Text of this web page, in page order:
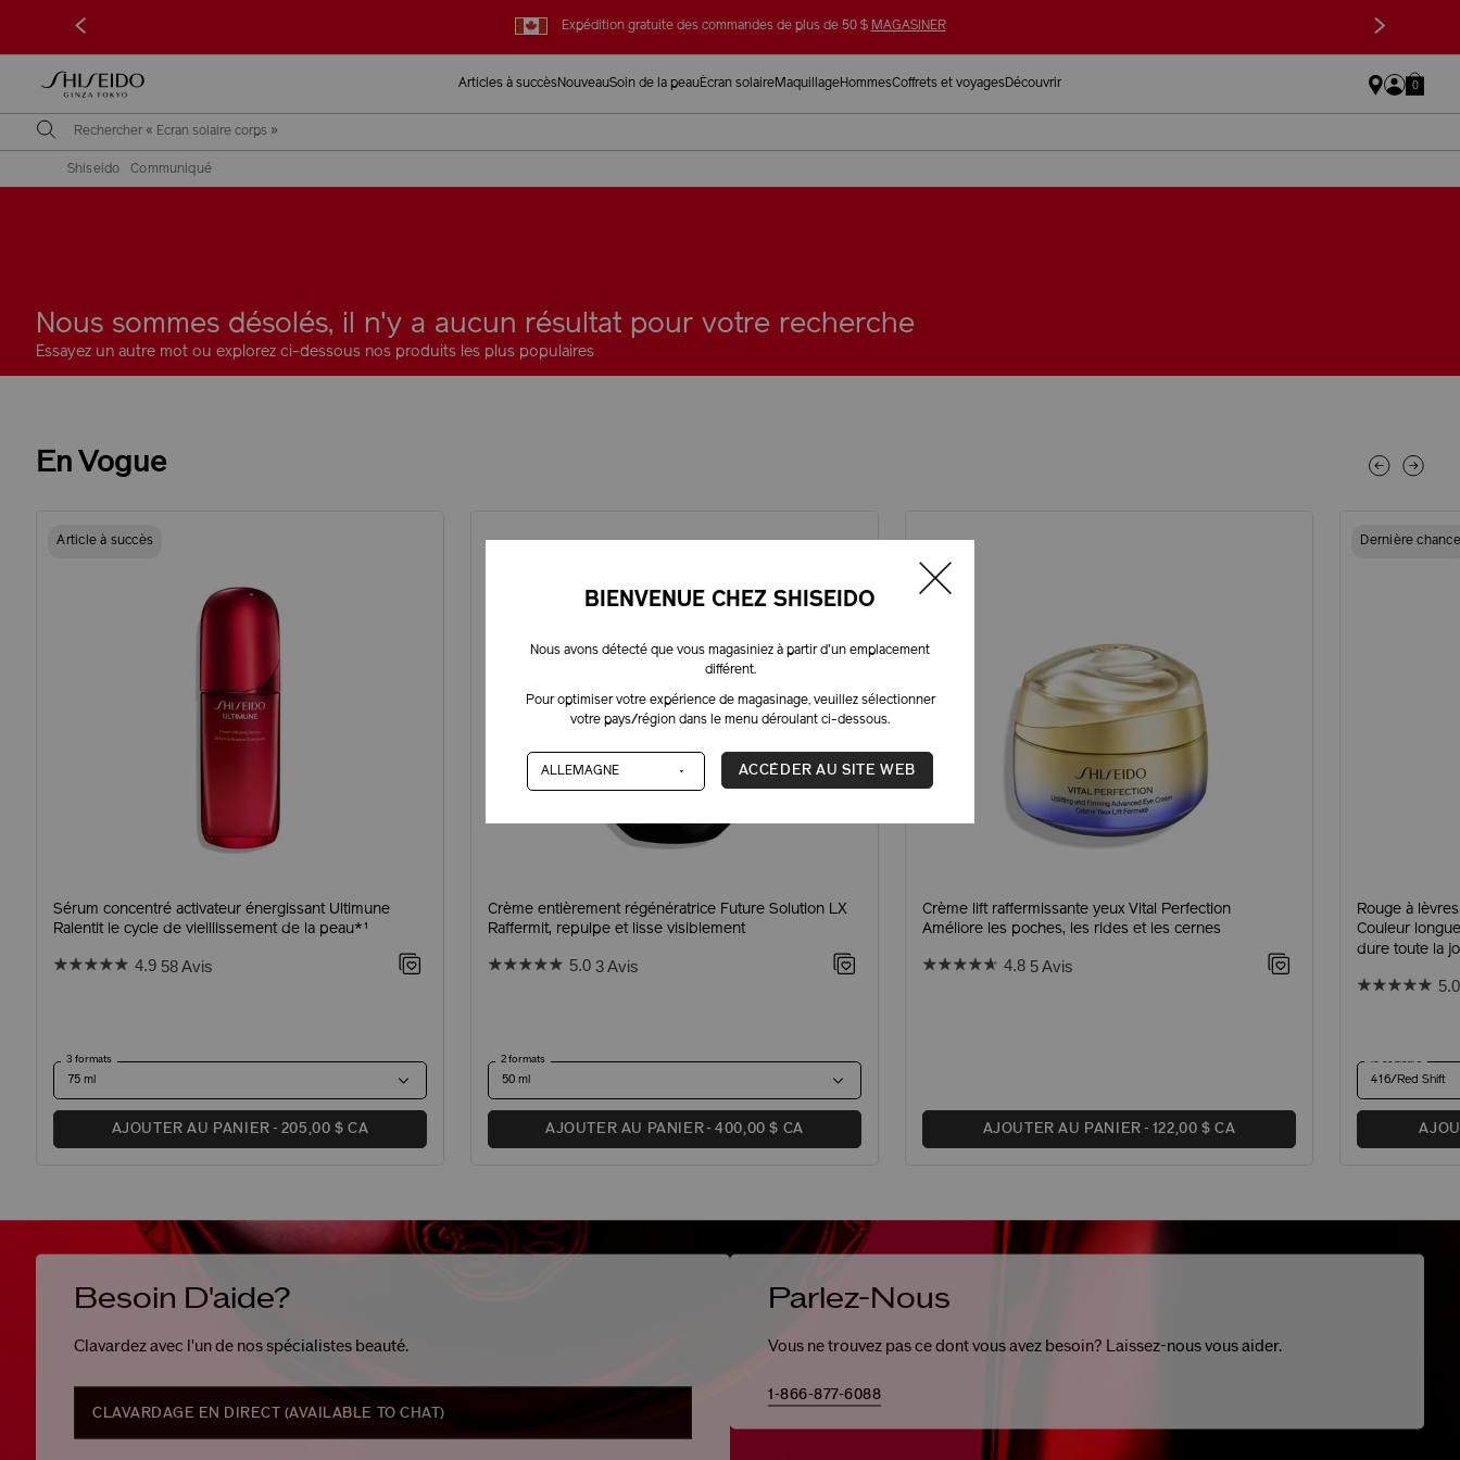
Expédition gratuite des commandes de plus de 50 $ MAGASINER
< >
Articles à succèsNouveauSoin de la peau Écran solaireMaquillageHommesCoffrets et voyagesDécouvrir 0
Shiseido Communiqué
Nous sommes désolés, il n'y a aucun résultat pour votre recherche
Essayez un autre mot ou explorez ci-dessous nos produits les plus populaires
En Vogue
Article à succès
Sérum concentré activateur énergissant Ultimune
Ralentit le cycle de vieillissement de la peau*¹
4.9 58 Avis
3 formats
AJOUTER AU PANIER 205,00 $ CA
Crème entièrement régénératrice Future Solution LX
Raffermit, repulpe et lisse visiblement
5.0 3 Avis
2 formats
AJOUTER AU PANIER 400,00 $ CA
Crème lift raffermissante yeux Vital Perfection
Améliore les poches, les rides et les cernes
4.8 5 Avis
AJOUTER AU PANIER 122,00 $ CA
Dernière chance
Rouge à
Couleur
dure toute la
5.0
416/Red Shift
Besoin D'aide?
Clavardez avec l'un de nos spécialistes beauté.
CLAVARDAGE EN DIRECT (AVAILABLE TO CHAT)
Parlez-Nous
Vous ne trouvez pas ce dont vous avez besoin? Laissez-nous vous aider.
1-866-877-6088
BIENVENUE CHEZ SHISEIDO
Nous avons détecté que vous magasiniez à partir d'un emplacement
différent.
Pour optimiser votre expérience de magasinage, veuillez sélectionner
votre pays/région dans le menu déroulant ci-dessous.
ACCÉDER AU SITE WEB